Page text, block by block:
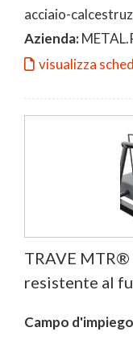
acciaio-
Azienda:
visualizza
TRAVE
resistente al
Campo